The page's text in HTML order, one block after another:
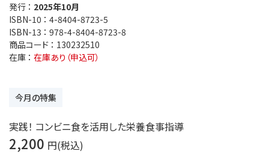
発行 ： 2025年10月
ISBN-10 ： 4-8404-8723-5
ISBN-13 ： 978-4-8404-8723-8
商品コード ： 130232510
在庫 ： 在庫あり（申込可）
今月の特集
実践！ コンビニ食を活用した栄養食事指導
2,200 円(税込)